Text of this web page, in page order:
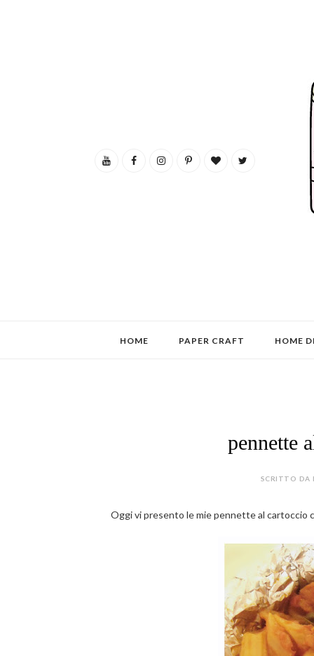
HOME PAPER CRAFT HOME
pennette
SCRITTO DA
Oggi vi presento le mie pennette al cartoccio